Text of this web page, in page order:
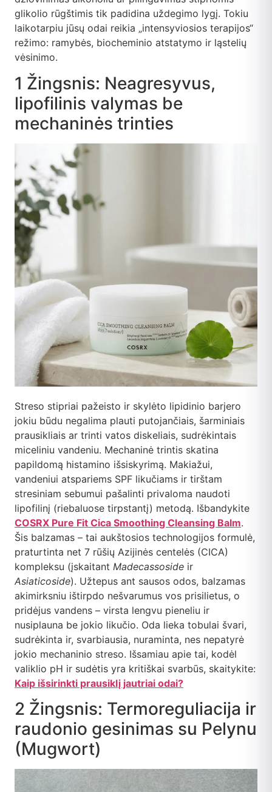
glikolio rūgštimis tik padidina uždegimo lygį. Tokiu
laikotarpiu jūsų odai reikia „intensyviosios terapijos“
režimo: ramybės, biocheminio atstatymo ir ląstelių
vėsinimo.
1 Žingsnis: Neagresyvus,
lipofilinis valymas be
mechaninės trinties
Streso stipriai pažeisto ir skylėto lipidinio barjero
jokiu būdu negalima plauti putojančiais, šarminiais
prausikliais ar trinti vatos diskeliais, sudrėkintais
miceliniu vandeniu. Mechaninė trintis skatina
papildomą histamino išsiskyrimą. Makiažui,
vandeniui atspariems SPF likučiams ir tirštam
stresiniam sebumui pašalinti privaloma naudoti
lipofilinį (riebaluose tirpstantį) metodą. Išbandykite
COSRX Pure Fit Cica Smoothing Cleansing Balm.
Šis balzamas – tai aukštosios technologijos formulė,
praturtinta net 7 rūšių Azijinės centelės (CICA)
kompleksu (įskaitant Madecassoside ir
Asiaticoside). Užtepus ant sausos odos, balzamas
akimirksniu ištirpdo nešvarumus vos prisilietus, o
pridėjus vandens – virsta lengvu pieneliu ir
nusiplauna be jokio likučio. Oda lieka tobulai švari,
sudrėkinta ir, svarbiausia, nuraminta, nes nepatyrė
jokio mechaninio streso. Išsamiau apie tai, kodėl
valiklio pH ir sudėtis yra kritiškai svarbūs, skaitykite:
Kaip išsirinkti prausiklį jautriai odai?
2 Žingsnis: Termoreguliacija ir
raudonio gesinimas su Pelynu
(Mugwort)